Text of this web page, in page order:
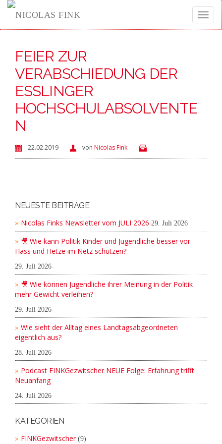
Toggle
FEIER ZUR
VERABSCHIEDUNG DER
ESSLINGER
HOCHSCHULABSOLVENTE
N
22.02.2019 von Nicolas Fink
NEUESTE BEITRÄGE
Nicolas Finks Newsletter vom JULI 2026 29. Juli 2026
🎥 Wie kann Politik Kinder und Jugendliche besser vor
Hass und Hetze im Netz schützen?
29. Juli 2026
🎥 Wie können Jugendliche ihrer Meinung in der Politik
mehr Gewicht verleihen?
29. Juli 2026
Wie sieht der Alltag eines Landtagsabgeordneten
eigentlich aus?
28. Juli 2026
Podcast FINKGezwitscher NEUE Folge: Erfahrung trifft
Neuanfang
24. Juli 2026
KATEGORIEN
FINKGezwitscher(9)